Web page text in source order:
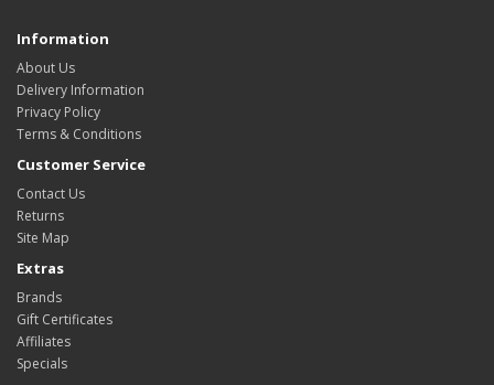
Information
About Us
Delivery Information
Privacy Policy
Terms & Conditions
Customer Service
Contact Us
Returns
Site Map
Extras
Brands
Gift Certificates
Affiliates
Specials